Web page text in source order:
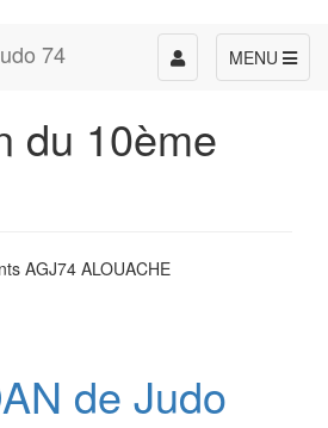
74 MENU
Toggle
navigation
du 10ème
AGJ74 ALOUACHE
de Judo